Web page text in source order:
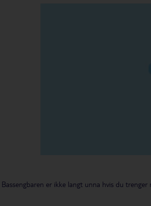
Bassengbaren er ikke langt unna hvis du trenger